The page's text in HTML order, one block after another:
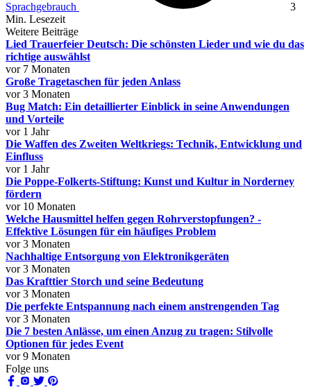
Sprachgebrauch
3
Min. Lesezeit
Weitere Beiträge
Lied Trauerfeier Deutsch: Die schönsten Lieder und wie du das
richtige auswählst
vor 7 Monaten
Große Tragetaschen für jeden Anlass
vor 3 Monaten
Bug Match: Ein detaillierter Einblick in seine Anwendungen
und Vorteile
vor 1 Jahr
Die Waffen des Zweiten Weltkriegs: Technik, Entwicklung und
Einfluss
vor 1 Jahr
Die Poppe-Folkerts-Stiftung: Kunst und Kultur in Norderney
fördern
vor 10 Monaten
Welche Hausmittel helfen gegen Rohrverstopfungen? -
Effektive Lösungen für ein häufiges Problem
vor 3 Monaten
Nachhaltige Entsorgung von Elektronikgeräten
vor 3 Monaten
Das Krafttier Storch und seine Bedeutung
vor 3 Monaten
Die perfekte Entspannung nach einem anstrengenden Tag
vor 3 Monaten
Die 7 besten Anlässe, um einen Anzug zu tragen: Stilvolle
Optionen für jedes Event
vor 9 Monaten
Folge uns